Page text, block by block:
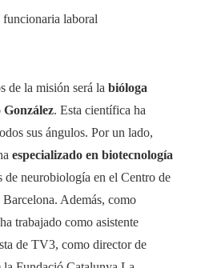
laboral
de la misión será la bióloga
. Esta científica ha
sus ángulos. Por un lado,
especializado en biotecnología
neurobiología en el Centro de
Además, como
trabajado como asistente
de TV3, como director de